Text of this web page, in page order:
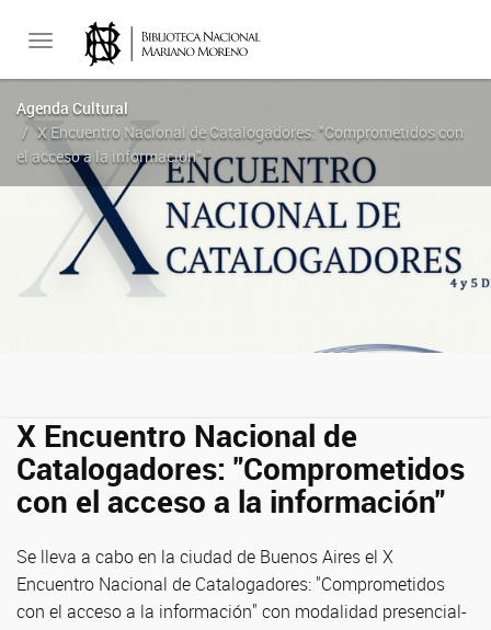
Toggle
navigation
Agenda Cultural
X Encuentro Nacional de Catalogadores: "Comprometidos con
el acceso a la información"
X Encuentro Nacional de
Catalogadores: "Comprometidos
con el acceso a la información"
Se lleva a cabo en la ciudad de Buenos Aires el X
Encuentro Nacional de Catalogadores: "Comprometidos
con el acceso a la información" con modalidad presencial-